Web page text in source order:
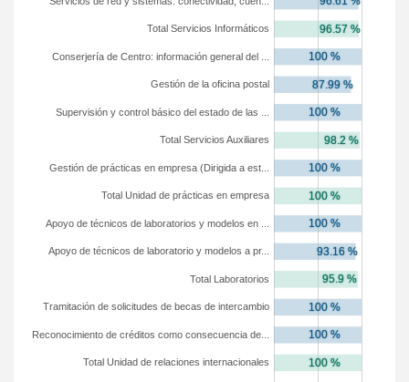
Total Unidad de relaciones internacionales
Reconocimiento de créditos como consecuencia de...
Tramitación de solicitudes de becas de intercambio
Total Laboratorios
Apoyo de técnicos de laboratorio y modelos a pr...
Apoyo de técnicos de laboratorios y modelos en ...
Total Unidad de prácticas en empresa
Gestión de prácticas en empresa (Dirigida a est...
Total Servicios Auxiliares
Supervisión y control básico del estado de las ...
Gestión de la oficina postal
Conserjería de Centro: información general del ...
Total Servicios Informáticos